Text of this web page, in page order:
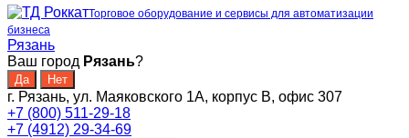
Торговое оборудование и сервисы для автоматизации
бизнеса
Рязань
Ваш город Рязань?
г. Рязань, ул. Маяковского 1А, корпус B, офис 307
+7 (800) 511-29-18
+7 (4912) 29-34-69